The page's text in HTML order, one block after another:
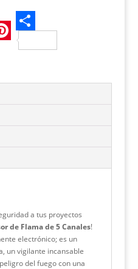
S
a
r
a tus proyectos
de Flama de 5 Canales!
electrónico; es un
un vigilante incansable
del fuego con una